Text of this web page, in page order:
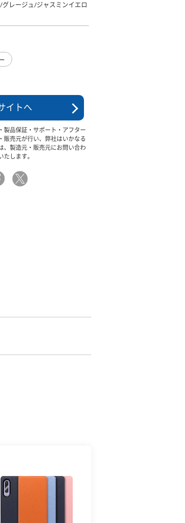
レージュ/ジャスミンイエロ
イトへ
製品保証・サポート・アフター
販売元が行い、弊社はいかなる
、製造元・販売元にお問い合わ
します。